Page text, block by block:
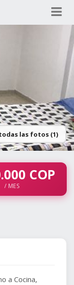
las fotos (1)
COP
/ MES
a Cocina,